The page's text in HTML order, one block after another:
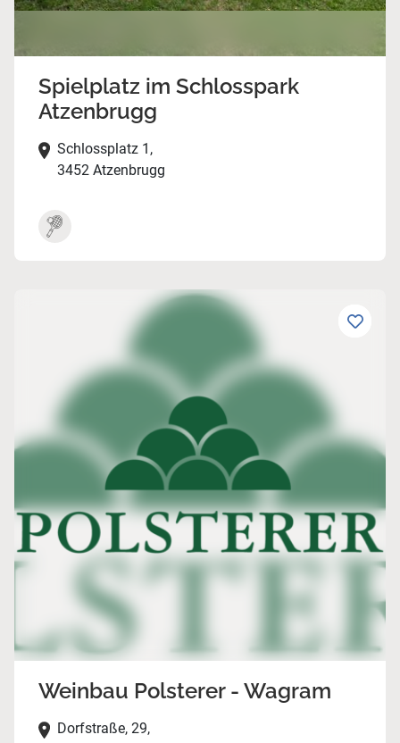
Spielplatz im Schlosspark
Atzenbrugg
Schlossplatz 1,
3452 Atzenbrugg
Weinbau Polsterer - Wagram
Dorfstraße, 29,